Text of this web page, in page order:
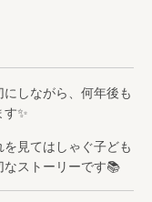
しながら、何年後も
✨
見てはしゃぐ子ども
なストーリーです📚